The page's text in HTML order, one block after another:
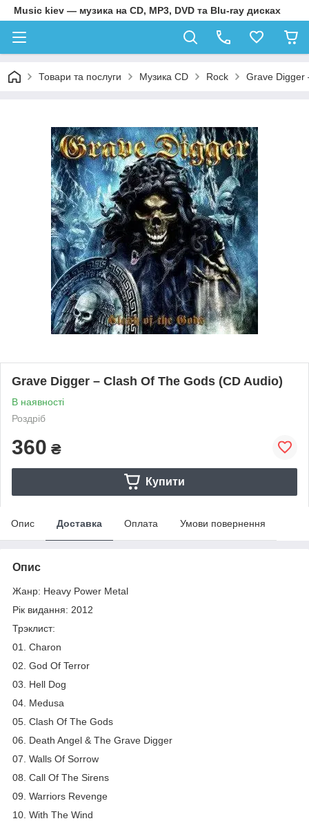
Music kiev — музика на CD, MP3, DVD та Blu-ray дисках
Товари та послуги Музика CD Rock Grave Digger
Grave Digger – Clash Of The Gods (CD Audio)
В наявності
Роздріб
360 ₴
Купити
Опис Доставка Оплата Умови повернення
Опис
Жанр: Heavy Power Metal
Рік видання: 2012
Трэклист:
01. Charon
02. God Of Terror
03. Hell Dog
04. Medusa
05. Clash Of The Gods
06. Death Angel & The Grave Digger
07. Walls Of Sorrow
08. Call Of The Sirens
09. Warriors Revenge
10. With The Wind